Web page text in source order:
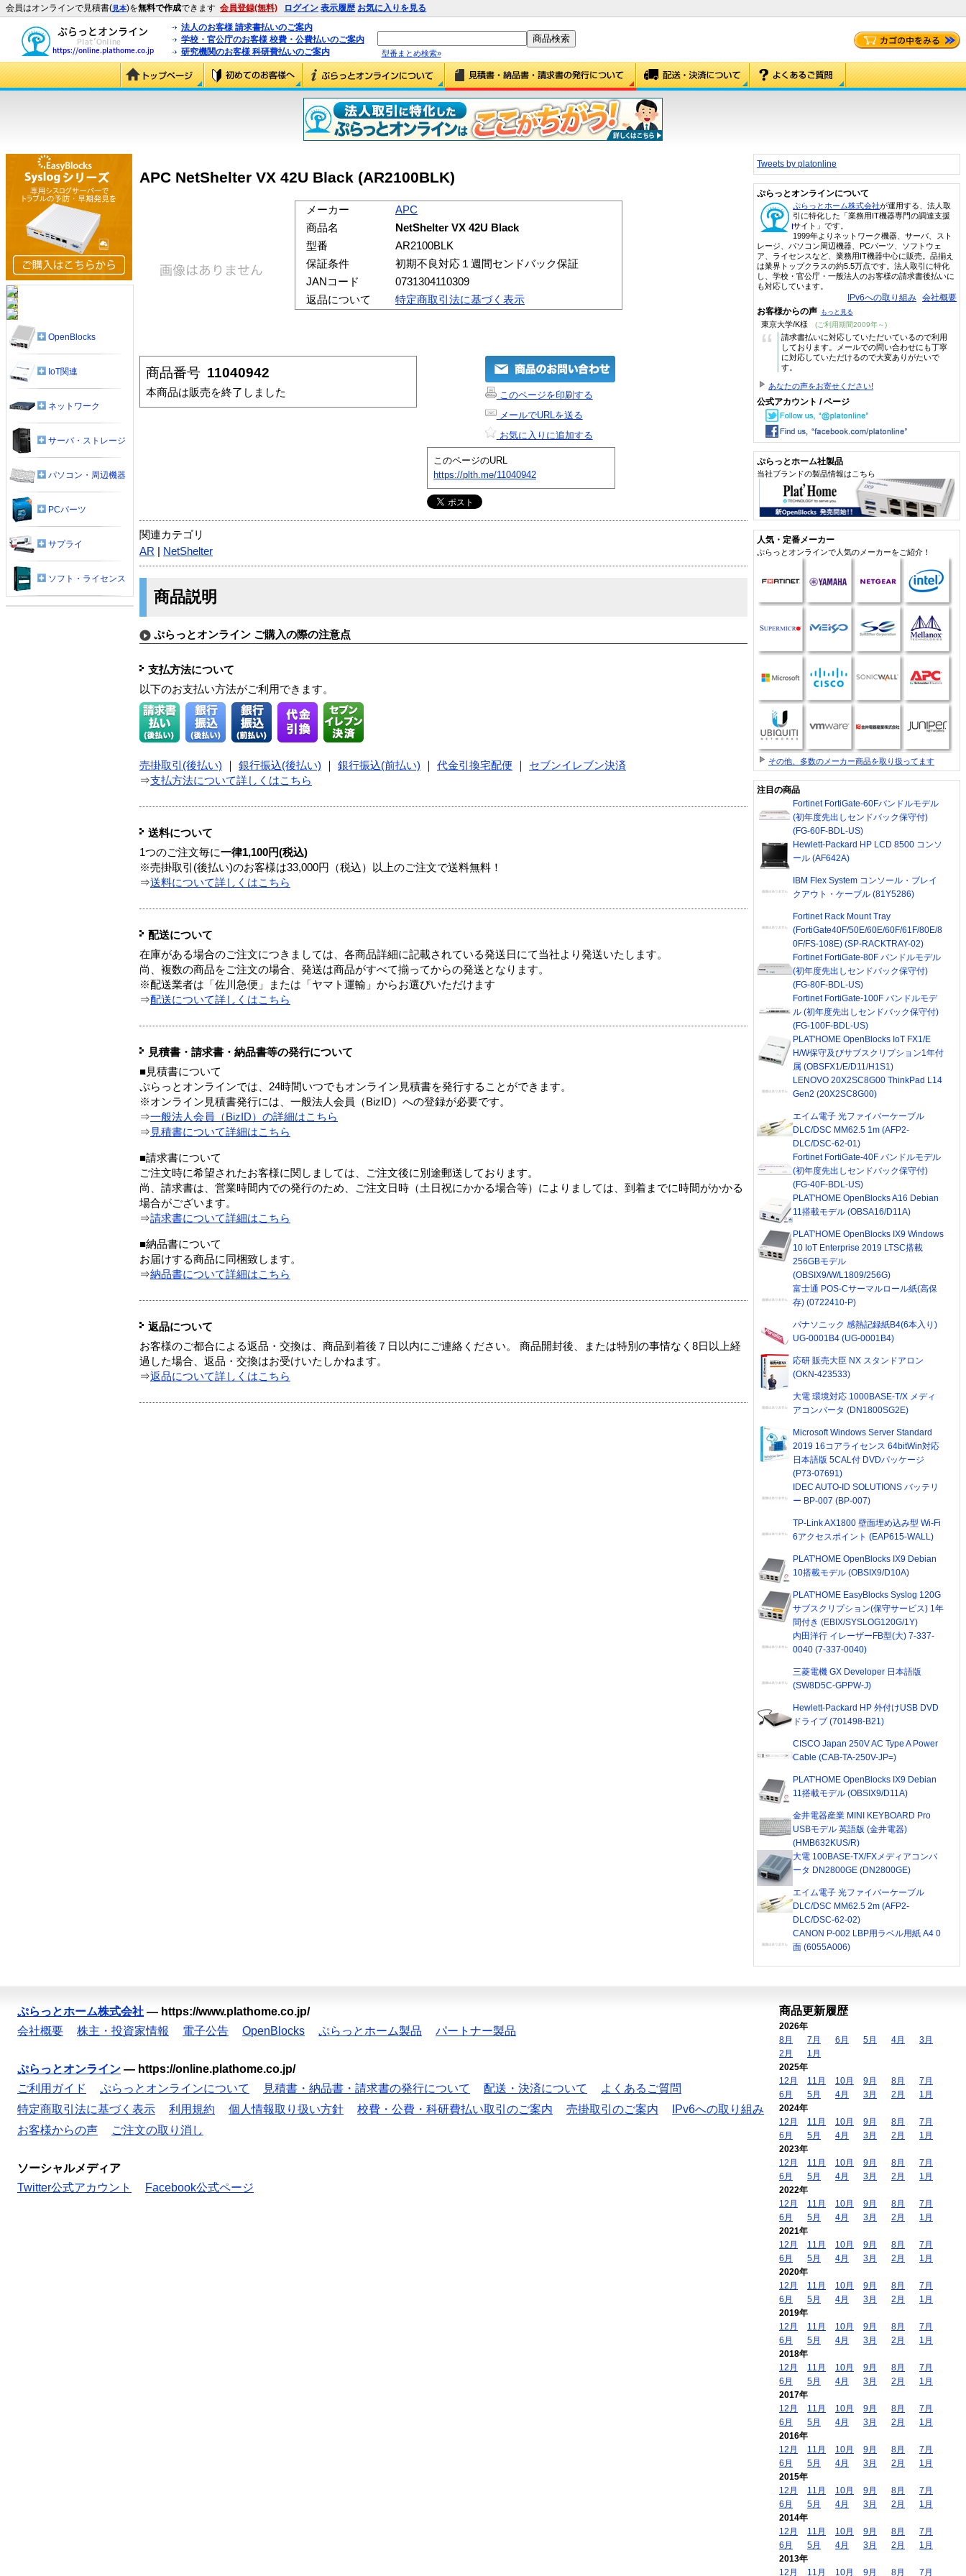
会員はオンラインで見積書(見本)を無料で作成できます 会員登録(無料) ログイン 表示履歴 お気に入りを見る
法人のお客様 請求書払いのご案内
学校・官公庁のお客様 校費・公費払いのご案内
研究機関のお客様 科研費払いのご案内
型番まとめ検索»
APC NetShelter VX 42U Black (AR2100BLK)
メーカー
APC
商品名
NetShelter VX 42U Black
型番
AR2100BLK
保証条件
初期不良対応１週間センドバック保証
JANコード
0731304110309
返品について
特定商取引法に基づく表示
商品番号 11040942
本商品は販売を終了しました
このページを印刷する
メールでURLを送る
お気に入りに追加する
このページのURL
https://plth.me/11040942
関連カテゴリ
AR
NetShelter
商品説明
ぷらっとオンライン ご購入の際の注意点
支払方法について
以下のお支払い方法がご利用できます。
売掛取引(後払い) 銀行振込(後払い) 銀行振込(前払い) 代金引換宅配便
セブンイレブン決済
⇒支払方法について詳しくはこちら
送料について
1つのご注文毎に一律1,100円(税込)
※売掛取引(後払い)のお客様は33,000円（税込）以上のご注文で送料無料！
⇒送料について詳しくはこちら
配送について
在庫がある場合のご注文につきましては、各商品詳細に記載されている発送日にて当社より発送いたします。
尚、複数の商品をご注文の場合、発送は商品がすべて揃ってからの発送となります。
※配送業者は「佐川急便」または「ヤマト運輸」からお選びいただけます
⇒配送について詳しくはこちら
見積書・請求書・納品書等の発行について
■見積書について
ぷらっとオンラインでは、24時間いつでもオンライン見積書を発行することができます。
※オンライン見積書発行には、一般法人会員（BizID）への登録が必要です。
⇒一般法人会員（BizID）の詳細はこちら
⇒ 見積書について詳細はこちら
■請求書について
ご注文時に希望されたお客様に関しましては、ご注文後に別途郵送しております。
尚、請求書は、営業時間内での発行のため、ご注文日時（土日祝にかかる場合等）によりましては、到着までに時間がかかる
場合がございます。
⇒請求書について詳細はこちら
■納品書について
お届けする商品に同梱致します。
⇒納品書について詳細はこちら
返品について
お客様のご都合による返品・交換は、商品到着後７日以内にご連絡ください。 商品開封後、または特別の事情なく8日以上経
過した場合、返品・交換はお受けいたしかねます。
⇒返品について詳しくはこちら
OpenBlocks
IoT関連
ネットワーク
サーバ・ストレージ
パソコン・周辺機器
PCパーツ
サプライ
ソフト・ライセンス
Tweets by platonline
ぷらっとオンラインについて
ぷらっとホーム株式会社が運用する、法人取
引に特化した「業務用IT機器専門の調達支援
サイト」です。
1999年よりネットワーク機器、サーバ、スト
レージ、パソコン周辺機器、PCパーツ、ソフトウェ
ア、ライセンスなど、業務用IT機器中心に販売。品揃え
は業界トップクラスの約5.5万点です。法人取引に特化
し、学校・官公庁・一般法人のお客様の請求書後払いに
も対応しています。
IPv6への取り組み 会社概要
お客様からの声 もっと見る
東京大学/K様 (ご利用期間2009年～)
“
請求書払いに対応していただいているので利用
しております。メールでの問い合わせにも丁寧
に対応していただけるので大変ありがたいで
す。
あなたの声をお寄せください!
公式アカウント / ページ
ぷらっとホーム社製品
当社ブランドの製品情報はこちら
人気・定番メーカー
ぷらっとオンラインで人気のメーカーをご紹介！
その他、多数のメーカー商品を取り扱ってます
注目の商品
Fortinet FortiGate-60Fバンドルモデル
(初年度先出しセンドバック保守付)
(FG-60F-BDL-US)
Hewlett-Packard HP LCD 8500 コンソ
ール (AF642A)
IBM Flex System コンソール・ブレイ
クアウト・ケーブル (81Y5286)
Fortinet Rack Mount Tray
(FortiGate40F/50E/60E/60F/61F/80E/8
0F/FS-108E) (SP-RACKTRAY-02)
Fortinet FortiGate-80F バンドルモデル
(初年度先出しセンドバック保守付)
(FG-80F-BDL-US)
Fortinet FortiGate-100F バンドルモデ
ル (初年度先出しセンドバック保守付)
(FG-100F-BDL-US)
PLAT'HOME OpenBlocks IoT FX1/E
H/W保守及びサブスクリプション1年付
属 (OBSFX1/E/D11/H1S1)
LENOVO 20X2SC8G00 ThinkPad L14
Gen2 (20X2SC8G00)
エイム電子 光ファイバーケーブル
DLC/DSC MM62.5 1m (AFP2-
DLC/DSC-62-01)
Fortinet FortiGate-40F バンドルモデル
(初年度先出しセンドバック保守付)
(FG-40F-BDL-US)
PLAT'HOME OpenBlocks A16 Debian
11搭載モデル (OBSA16/D11A)
PLAT'HOME OpenBlocks IX9 Windows
10 IoT Enterprise 2019 LTSC搭載
256GBモデル
(OBSIX9/W/L1809/256G)
富士通 POS-Cサーマルロール紙(高保
存) (0722410-P)
パナソニック 感熱記録紙B4(6本入り)
UG-0001B4 (UG-0001B4)
応研 販売大臣 NX スタンドアロン
(OKN-423533)
大電 環境対応 1000BASE-T/X メディ
アコンバータ (DN1800SG2E)
Microsoft Windows Server Standard
2019 16コアライセンス 64bitWin対応
日本語版 5CAL付 DVDパッケージ
(P73-07691)
IDEC AUTO-ID SOLUTIONS バッテリ
ー BP-007 (BP-007)
TP-Link AX1800 壁面埋め込み型 Wi-Fi
6アクセスポイント (EAP615-WALL)
PLAT'HOME OpenBlocks IX9 Debian
10搭載モデル (OBSIX9/D10A)
PLAT'HOME EasyBlocks Syslog 120G
サブスクリプション(保守サービス) 1年
間付き (EBIX/SYSLOG120G/1Y)
内田洋行 イレーザーFB型(大) 7-337-
0040 (7-337-0040)
三菱電機 GX Developer 日本語版
(SW8D5C-GPPW-J)
Hewlett-Packard HP 外付けUSB DVD
ドライブ (701498-B21)
CISCO Japan 250V AC Type A Power
Cable (CAB-TA-250V-JP=)
PLAT'HOME OpenBlocks IX9 Debian
11搭載モデル (OBSIX9/D11A)
金井電器産業 MINI KEYBOARD Pro
USBモデル 英語版 (金井電器)
(HMB632KUS/R)
大電 100BASE-TX/FXメディアコンバ
ータ DN2800GE (DN2800GE)
エイム電子 光ファイバーケーブル
DLC/DSC MM62.5 2m (AFP2-
DLC/DSC-62-02)
CANON P-002 LBP用ラベル用紙 A4 0
面 (6055A006)
ぷらっとホーム株式会社 — https://www.plathome.co.jp/
会社概要
株主・投資家情報 電子公告 OpenBlocks ぷらっとホーム製品 パートナー製品
ぷらっとオンライン — https://online.plathome.co.jp/
ご利用ガイド
ぷらっとオンラインについて 見積書・納品書・請求書の発行について 配送・決済について
よくあるご質問
特定商取引法に基づく表示
利用規約 個人情報取り扱い方針 校費・公費・科研費払い取引のご案内 売掛取引のご案内
IPv6への取り組み
お客様からの声
ご注文の取り消し
ソーシャルメディア
Twitter公式アカウント
Facebook公式ページ
商品更新履歴
2026年
8月
7月 6月 5月 4月
3月
2月
1月
2025年
12月
11月 10月 9月 8月
7月
6月
5月 4月 3月 2月
1月
2024年
12月
11月 10月 9月 8月
7月
6月
5月 4月 3月 2月
1月
2023年
12月
11月 10月 9月 8月
7月
6月
5月 4月 3月 2月
1月
2022年
12月
11月 10月 9月 8月
7月
6月
5月 4月 3月 2月
1月
2021年
12月
11月 10月 9月 8月
7月
6月
5月 4月 3月 2月
1月
2020年
12月
11月 10月 9月 8月
7月
6月
5月 4月 3月 2月
1月
2019年
12月
11月 10月 9月 8月
7月
6月
5月 4月 3月 2月
1月
2018年
12月
11月 10月 9月 8月
7月
6月
5月 4月 3月 2月
1月
2017年
12月
11月 10月 9月 8月
7月
6月
5月 4月 3月 2月
1月
2016年
12月
11月 10月 9月 8月
7月
6月
5月 4月 3月 2月
1月
2015年
12月
11月 10月 9月 8月
7月
6月
5月 4月 3月 2月
1月
2014年
12月
11月 10月 9月 8月
7月
6月
5月 4月 3月 2月
1月
2013年
12月
11月 10月 9月 8月 7月